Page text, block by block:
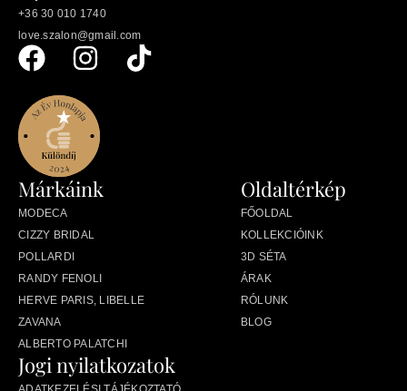
+36 30 010 1740
love.szalon@gmail.com
Oldaltérkép
FŐOLDAL
KOLLEKCIÓINK
3D SÉTA
ÁRAK
RÓLUNK
BLOG
Márkáink
MODECA
CIZZY BRIDAL
POLLARDI
RANDY FENOLI
HERVE PARIS, LIBELLE
ZAVANA
ALBERTO PALATCHI
Jogi nyilatkozatok